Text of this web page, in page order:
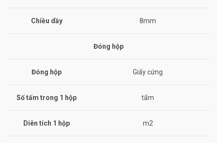
Chiều dầy 8mm
Đóng hộp
Đóng hộp Giấy cứng
Số tấm trong 1 hộp tấm
Diên tích 1 hộp m2